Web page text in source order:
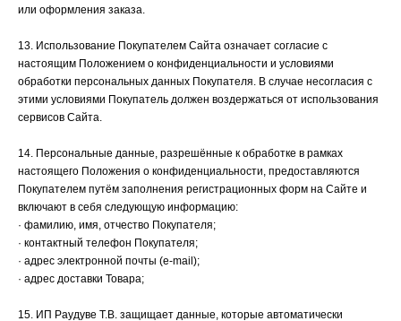
или оформления заказа.
13. Использование Покупателем Сайта означает согласие с
настоящим Положением о конфиденциальности и условиями
обработки персональных данных Покупателя. В случае несогласия с
этими условиями Покупатель должен воздержаться от использования
сервисов Сайта.
14. Персональные данные, разрешённые к обработке в рамках
настоящего Положения о конфиденциальности, предоставляются
Покупателем путём заполнения регистрационных форм на Сайте и
включают в себя следующую информацию:
· фамилию, имя, отчество Покупателя;
· контактный телефон Покупателя;
· адрес электронной почты (e-mail);
· адрес доставки Товара;
15. ИП Раудуве Т.В. защищает данные, которые автоматически